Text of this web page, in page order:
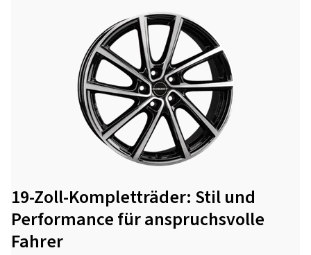
19-Zoll-Kompletträder: Stil und
Performance für anspruchsvolle
Fahrer